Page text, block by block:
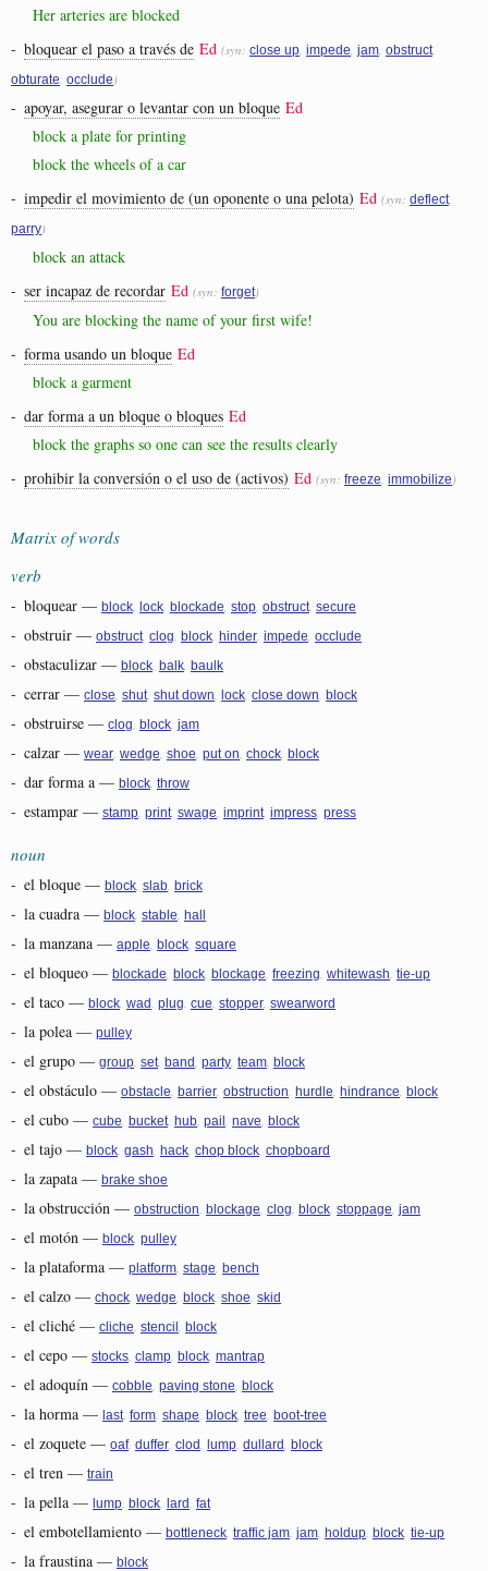
Her arteries are blocked
- bloquear el paso a través de Ed (syn: close up impede jam obstruct
obturate occlude )
- apoyar, asegurar o levantar con un bloque Ed
block a plate for printing
block the wheels of a car
- impedir el movimiento de (un oponente o una pelota) Ed (syn: deflect
parry)
block an attack
- ser incapaz de recordar Ed (syn: forget)
You are blocking the name of your first wife!
- forma usando un bloque Ed
block a garment
- dar forma a un bloque o bloques Ed
block the graphs so one can see the results clearly
- prohibir la conversión o el uso de (activos) Ed (syn: freeze immobilize )
Matrix of words
verb
- bloquear — block lock blockade stop obstruct secure
- obstruir — obstruct clog block hinder impede occlude
- obstaculizar — block balk baulk
- cerrar — close shut shut down lock close down block
- obstruirse — clog block jam
- calzar — wear wedge shoe put on chock block
- dar forma a — block throw
- estampar — stamp print swage imprint impress press
noun
- el bloque — block slab brick
- la cuadra — block stable hall
- la manzana — apple block square
- el bloqueo — blockade block blockage freezing whitewash tie-up
- el taco — block wad plug cue stopper swearword
- la polea — pulley
- el grupo — group set band party team block
- el obstáculo — obstacle barrier obstruction hurdle hindrance block
- el cubo — cube bucket hub pail nave block
- el tajo — block gash hack chop block chopboard
- la zapata — brake shoe
- la obstrucción — obstruction blockage clog block stoppage jam
- el motón — block pulley
- la plataforma — platform stage bench
- el calzo — chock wedge block shoe skid
- el cliché — cliche stencil block
- el cepo — stocks clamp block mantrap
- el adoquín — cobble paving stone block
- la horma — last form shape block tree boot-tree
- el zoquete — oaf, duffer clod lump dullard block
- el tren — train
- la pella — lump block lard fat
- el embotellamiento — bottleneck traffic jam jam holdup block tie-up
- la fraustina — block